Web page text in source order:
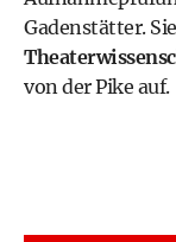
Gadenstätter.
von der Pike auf.